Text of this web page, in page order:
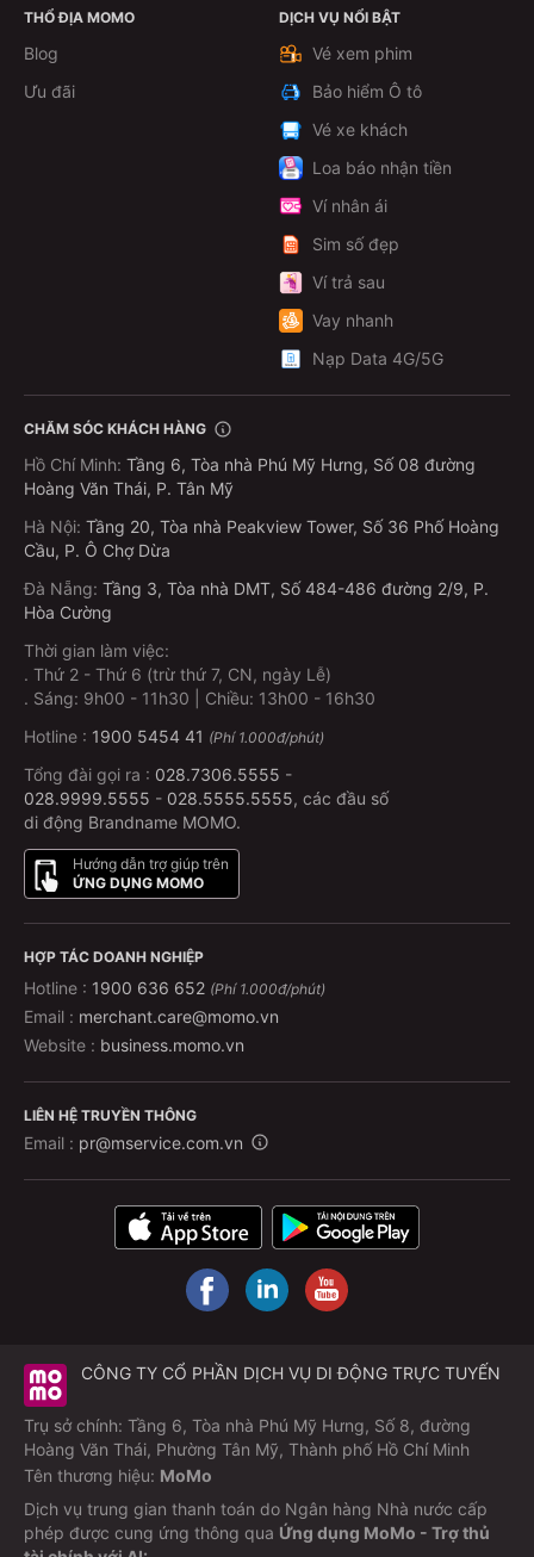
Xem chi tiết
THỔ ĐỊA MOMO
Blog
Ưu đãi
DỊCH VỤ NỔI BẬT
Vé xem phim
Bảo hiểm Ô tô
Vé xe khách
Loa báo nhận tiền
Ví nhân ái
Sim số đẹp
Ví trả sau
Vay nhanh
Nạp Data 4G/5G
CHĂM SÓC KHÁCH HÀNG
Hồ Chí Minh: Tầng 6, Tòa nhà Phú Mỹ Hưng, Số 08 đường
Hoàng Văn Thái, P. Tân Mỹ
Hà Nội: Tầng 20, Tòa nhà Peakview Tower, Số 36 Phố Hoàng
Cầu, P. Ô Chợ Dừa
Đà Nẵng: Tầng 3, Tòa nhà DMT, Số 484-486 đường 2/9, P.
Hòa Cường
Thời gian làm việc:
. Thứ 2 - Thứ 6 (trừ thứ 7, CN, ngày Lễ)
. Sáng: 9h00 - 11h30 | Chiều: 13h00 - 16h30
Hotline : 1900 5454 41 (Phí 1.000đ/phút)
Tổng đài gọi ra : 028.7306.5555 -
028.9999.5555 - 028.5555.5555, các đầu số
di động Brandname MOMO.
Hướng dẫn trợ giúp trên
ỨNG DỤNG MOMO
HỢP TÁC DOANH NGHIỆP
Hotline : 1900 636 652 (Phí 1.000đ/phút)
Email : merchant.care@momo.vn
Website : business.momo.vn
LIÊN HỆ TRUYỀN THÔNG
Email : pr@mservice.com.vn
CÔNG TY CỔ PHẦN DỊCH VỤ DI ĐỘNG TRỰC TUYẾN
Trụ sở chính: Tầng 6, Tòa nhà Phú Mỹ Hưng, Số 8, đường
Hoàng Văn Thái, Phường Tân Mỹ, Thành phố Hồ Chí Minh
Tên thương hiệu: MoMo
Dịch vụ trung gian thanh toán do Ngân hàng Nhà nước cấp
phép được cung ứng thông qua Ứng dụng MoMo - Trợ thủ